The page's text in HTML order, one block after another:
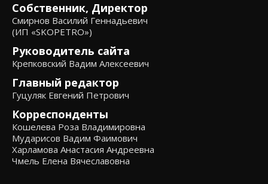
Собственник, Директор
Смирнов Василий Геннадьевич
(ИП «SKOPETRO»)
Руководитель сайта
Крепковский Вадим Алексеевич
Главный редактор
Гуцуляк Евгений Петрович
Корреспонденты
Кошелева Роза Владимировна
Мударисов Вадим Фаимович
Харламова Анастасия Андреевна
Чмель Елена Вячеславовна